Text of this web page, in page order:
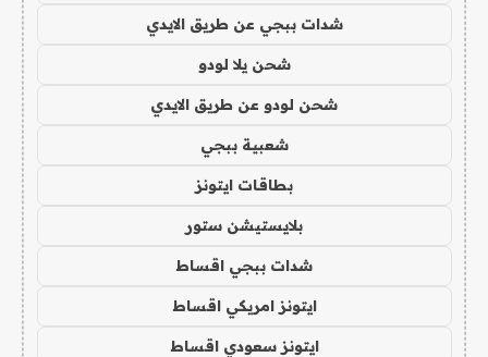
شدات ببجي عن طريق الايدي
شحن يلا لودو
شحن لودو عن طريق الايدي
شعبية ببجي
بطاقات ايتونز
بلايستيشن ستور
شدات ببجي اقساط
ايتونز امريكي اقساط
ايتونز سعودي اقساط